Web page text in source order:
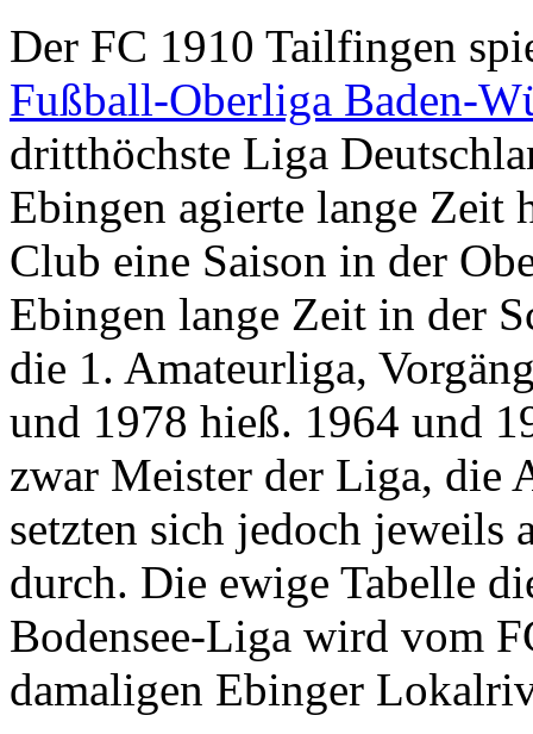
Der FC 1910 Tailfingen
Fußball-Oberliga Baden-
dritthöchste Liga
Ebingen agierte lange Zeit
Club eine Saison in der
Ebingen lange Zeit in der
die 1. Amateurliga,
und 1978 hieß. 1964 und
zwar Meister der Liga, die
setzten sich jedoch jeweils
durch. Die ewige Tabelle
Bodensee-Liga wird vom
damaligen Ebinger